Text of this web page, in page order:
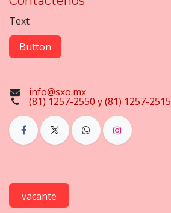
Text
Button
info@sxo.mx
(81) 1257-2550 y (81) 1257-2515
vacante